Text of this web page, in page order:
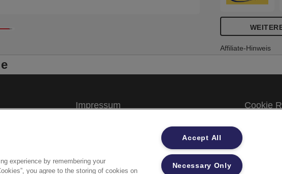
Affiliate-Hinweis
Impressum
Datenzugriffsberechtigung
Sicherheitsdatenblätter
Cookie
experience by remembering your
you agree to the storing of cookies on
Accept All
Necessary Only